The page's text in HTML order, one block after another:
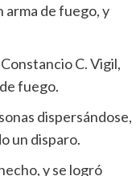
arma de fuego, y
C. Vigil,
fuego.
dispersándose,
un disparo.
y se logró